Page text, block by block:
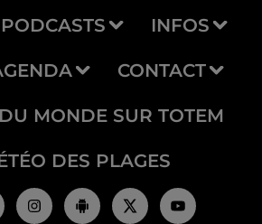
PODCASTS INFOS
CONTACT
MONDE SUR TOTEM
DES PLAGES